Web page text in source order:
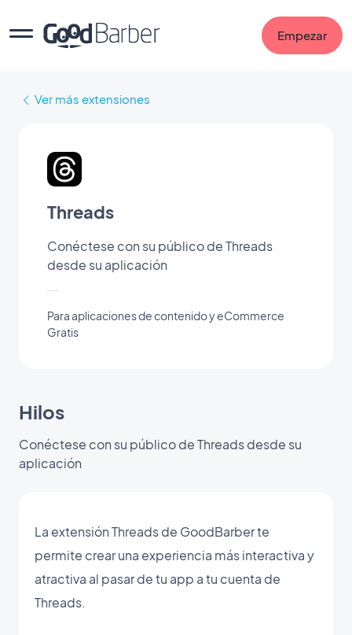
Empezar
Ver más extensiones
Threads
Conéctese con su público de Threads
desde su aplicación
Para aplicaciones de contenido y eCommerce
Gratis
Hilos
Conéctese con su público de Threads desde su
aplicación
La extensión Threads de GoodBarber te
permite crear una experiencia más interactiva y
atractiva al pasar de tu app a tu cuenta de
Threads.